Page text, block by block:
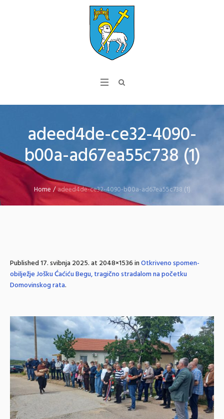
adeed4de-ce32-4090-
b00a-ad67ea55c738 (1)
Home /adeed4de-ce32-4090-b00a-ad67ea55c738 (1)
Published17. svibnja 2025.at 2048×1536 inOtkriveno spomen-
obilježje Jošku Ćaćiću Begu, tragično stradalom na početku
Domovinskog rata.